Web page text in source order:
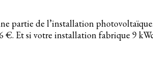
partie de l’installation
Et si votre installation fabrique 9